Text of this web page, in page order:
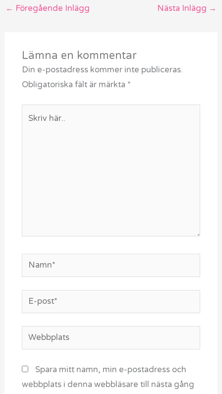
← Föregående Inlägg Nästa Inlägg →
Lämna en kommentar
Din e-postadress kommer inte publiceras.
Obligatoriska fält är märkta *
Namn*
E-
post*
Webbplats
Spara mitt namn, min e-postadress och
webbplats i denna webbläsare till nästa gång